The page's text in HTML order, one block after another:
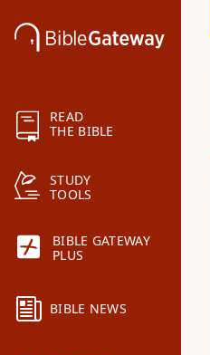
READ
THE BIBLE
STUDY
TOOLS
BIBLE GATEWAY
PLUS
BIBLE NEWS